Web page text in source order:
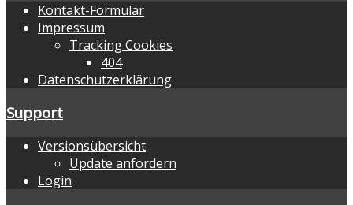
Kontakt-Formular
Impressum
Tracking Cookies
404
Datenschutzerklärung
Support
Versionsübersicht
Update anfordern
Login